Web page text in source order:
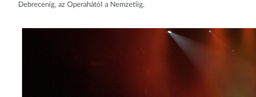
Debrecenig, az Operahától a Nemzetiig.